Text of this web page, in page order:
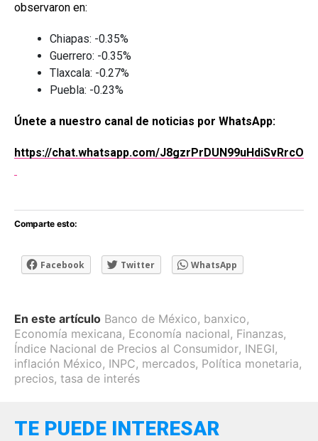
observaron en:
Chiapas: -0.35%
Guerrero: -0.35%
Tlaxcala: -0.27%
Puebla: -0.23%
Únete a nuestro canal de noticias por WhatsApp:
https://chat.whatsapp.com/J8gzrPrDUN99uHdiSvRrcO
Comparte esto:
Facebook Twitter WhatsApp
En este artículo Banco de México, banxico,
Economía mexicana, Economía nacional, Finanzas,
Índice Nacional de Precios al Consumidor, INEGI,
inflación México, INPC, mercados, Política monetaria,
precios, tasa de interés
TE PUEDE INTERESAR